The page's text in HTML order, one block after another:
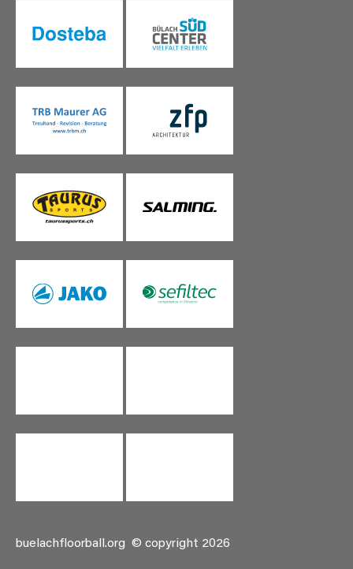
buelachfloorball.org © copyright 2026